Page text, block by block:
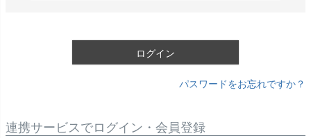
ログイン
パスワードをお忘れですか？
連携サービスでログイン・会員登録